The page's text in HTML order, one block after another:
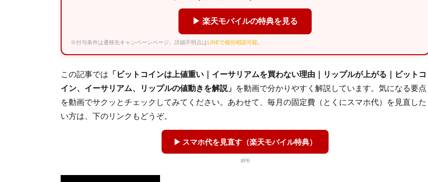
▶ 楽天モバイルの特典を見る
※付与条件は遷移先キャンペーンページ。詳細不明点はLINEで個別相談可能
この記事では 「ビットコインは上値重い｜イーサリアムを買わない理由｜リップルが上がる｜ビットコ
イン、イーサリアム、リップルの値動きを解説」 を動画で分かりやすく解説しています。気になる要点
を動画でサクッとチェックしてみてください。あわせて、毎月の固定費（とくにスマホ代）を見直した
い方は、下のリンクもどうぞ。
▶ スマホ代を見直す（楽天モバイル特典）
#PR